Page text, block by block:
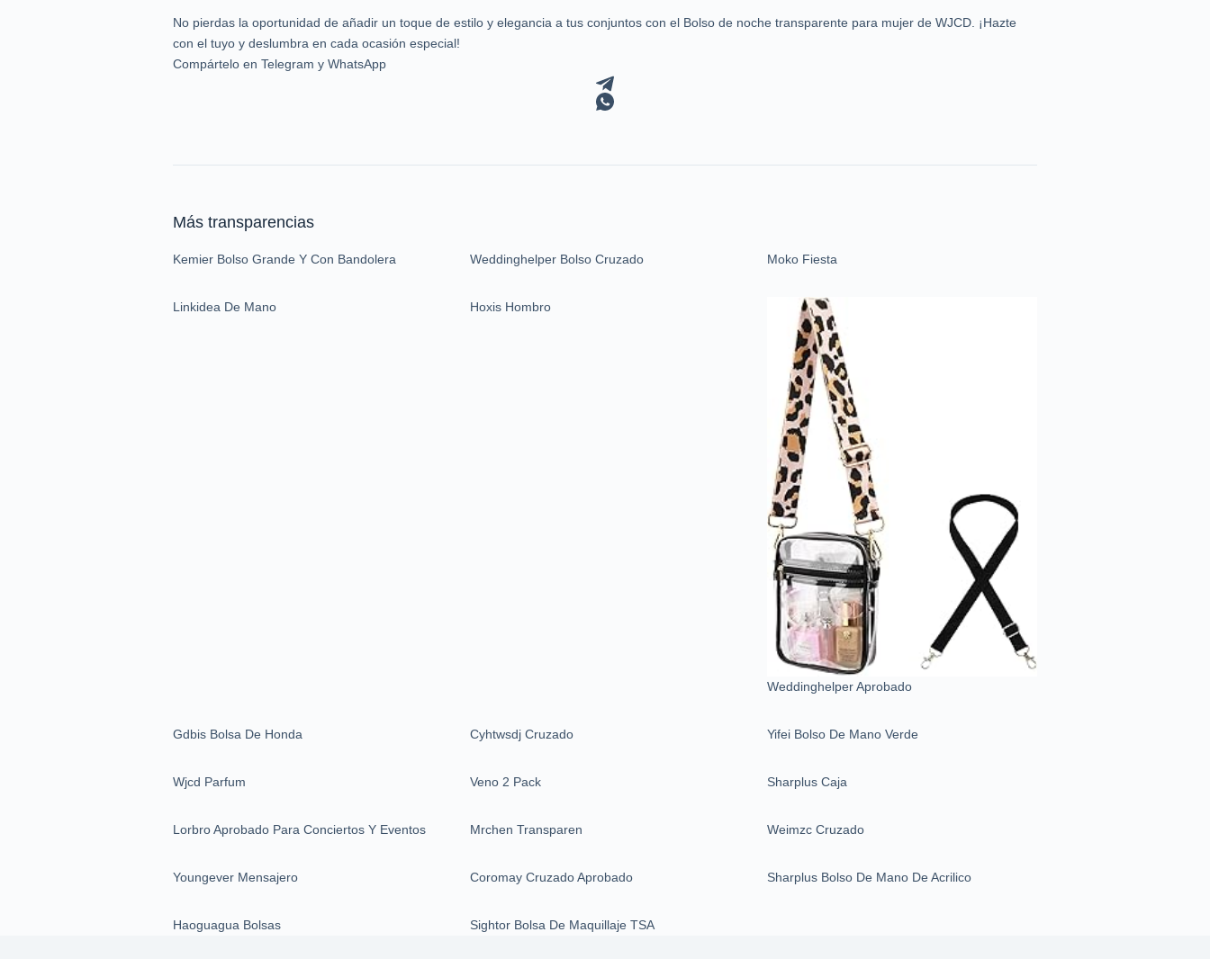
No pierdas la oportunidad de añadir un toque de estilo y elegancia a tus conjuntos con el Bolso de noche transparente para mujer de WJCD. ¡Hazte
con el tuyo y deslumbra en cada ocasión especial!
Compártelo en Telegram y WhatsApp
Más transparencias
Kemier Bolso Grande Y Con Bandolera Weddinghelper Bolso Cruzado Moko Fiesta
Linkidea De Mano Hoxis Hombro
Weddinghelper Aprobado
Gdbis Bolsa De Honda Cyhtwsdj Cruzado Yifei Bolso De Mano Verde
Wjcd Parfum Veno 2 Pack Sharplus Caja
Lorbro Aprobado Para Conciertos Y Eventos Mrchen Transparen Weimzc Cruzado
Youngever Mensajero Coromay Cruzado Aprobado Sharplus Bolso De Mano De Acrilico
Haoguagua Bolsas Sightor Bolsa De Maquillaje TSA